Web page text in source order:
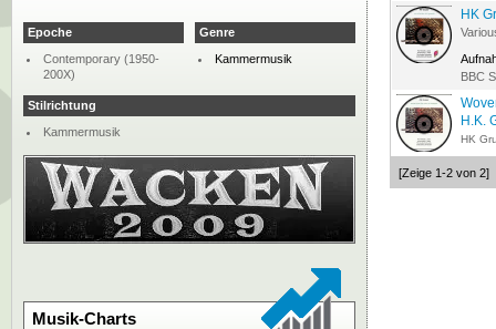
HK
BBC
H.K.
HK
[Zeige 1-2 von 2]
Epoche
Contemporary (1950-
200X)
Genre
Kammermusik
Stilrichtung
Kammermusik
Musik-Charts